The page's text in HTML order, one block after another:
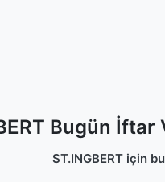
Bugün
ST.INGBERT için